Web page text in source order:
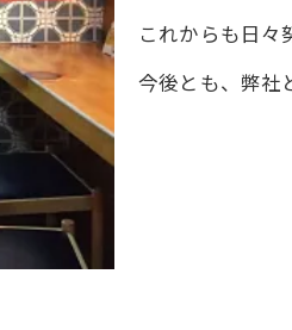
これからも日々
今後とも、弊社